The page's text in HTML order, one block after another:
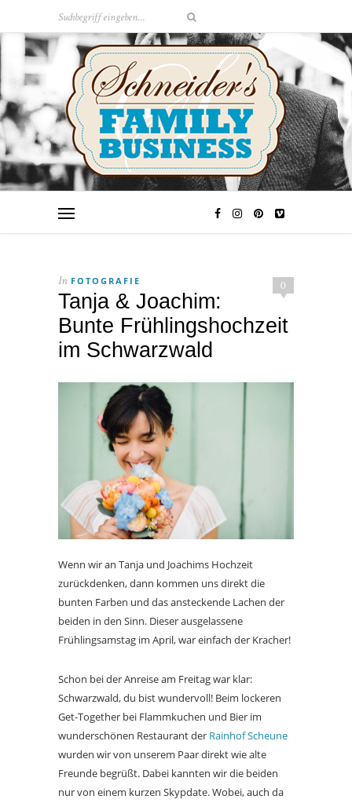
0
In FOTOGRAFIE
Tanja & Joachim:
Bunte Frühlingshochzeit
im Schwarzwald
Wenn wir an Tanja und Joachims Hochzeit
zurückdenken, dann kommen uns direkt die
bunten Farben und das ansteckende Lachen der
beiden in den Sinn. Dieser ausgelassene
Frühlingsamstag im April, war einfach der Kracher!
Schon bei der Anreise am Freitag war klar:
Schwarzwald, du bist wundervoll! Beim lockeren
Get-Together bei Flammkuchen und Bier im
wunderschönen Restaurant der Rainhof Scheune
wurden wir von unserem Paar direkt wie alte
Freunde begrüßt. Dabei kannten wir die beiden
nur von einem kurzen Skypdate. Wobei, auch da